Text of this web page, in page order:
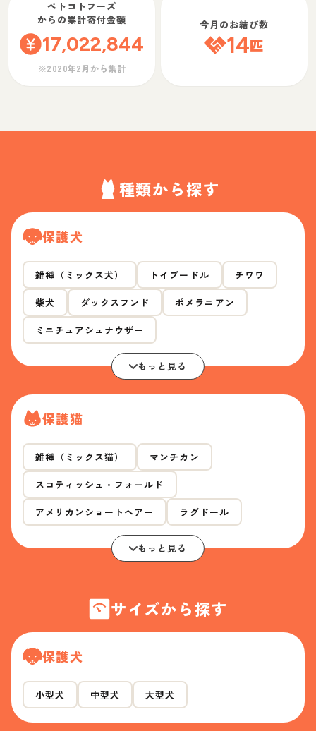
ペトコトフーズ
からの累計寄付金額
17,022,844
※2020年2月から集計
今月のお結び数
14匹
種類から探す
保護犬
雑種（ミックス犬） トイプードル チワワ
柴犬 ダックスフンド ポメラニアン
ミニチュアシュナウザー
もっと見る
保護猫
雑種（ミックス猫） マンチカン
スコティッシュ・フォールド
アメリカンショートヘアー ラグドール
もっと見る
サイズから探す
保護犬
小型犬 中型犬 大型犬